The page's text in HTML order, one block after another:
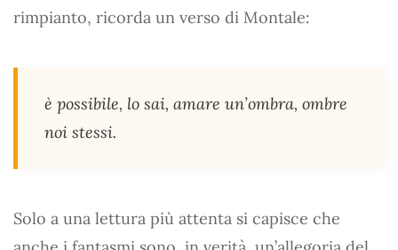
rimpianto, ricorda un verso di Montale:
è possibile, lo sai, amare un’ombra, ombre
noi stessi.
Solo a una lettura più attenta si capisce che